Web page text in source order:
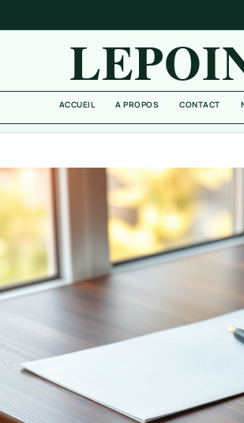
ACCUEIL A PROPOS CONTACT